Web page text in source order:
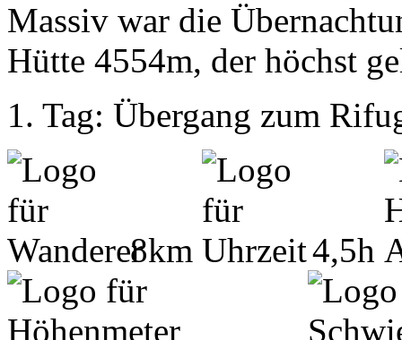
Massiv war die
Hütte 4554m, der höchst
1. Tag: Übergang zum
8km 4,5h